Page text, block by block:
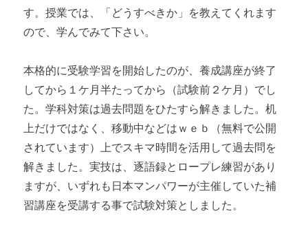
す。授業では、「どうすべきか」を教えてくれます
ので、学んでみて下さい。
本格的に受験学習を開始したのが、養成講座が終了
してから１ケ月半たってから（試験前２ケ月）でし
た。学科対策は過去問題をひたすら解きました。机
上だけではなく、移動中などはｗｅｂ（無料で公開
されています）上でスキマ時間を活用して過去問を
解きました。実技は、逐語録とロープレ練習があり
ますが、いずれも日本マンパワーが主催していた補
習講座を受講する事で試験対策としました。